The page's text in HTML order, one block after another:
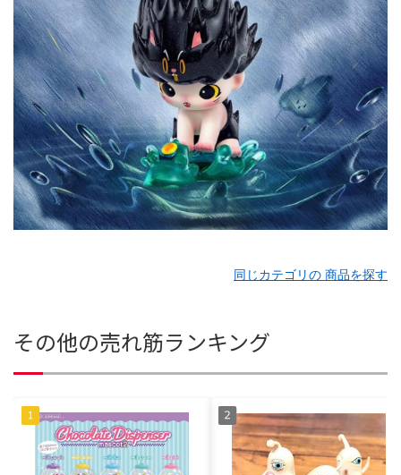
同じカテゴリの 商品を探す
その他の売れ筋ランキング